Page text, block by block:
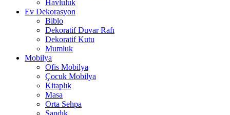
Havluluk
Ev Dekorasyon
Biblo
Dekoratif Duvar Rafı
Dekoratif Kutu
Mumluk
Mobilya
Ofis Mobilya
Çocuk Mobilya
Kitaplık
Masa
Orta Sehpa
Sandık